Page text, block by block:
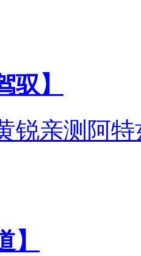
驭】
锐亲测阿特
】